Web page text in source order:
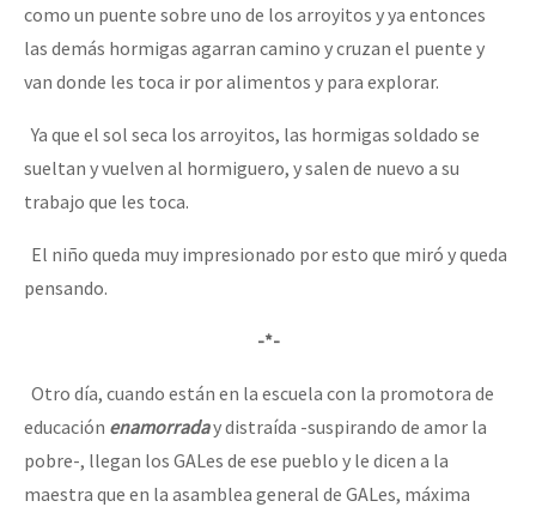
como un puente sobre uno de los arroyitos y ya entonces
las demás hormigas agarran camino y cruzan el puente y
van donde les toca ir por alimentos y para explorar.
Ya que el sol seca los arroyitos, las hormigas soldado se
sueltan y vuelven al hormiguero, y salen de nuevo a su
trabajo que les toca.
El niño queda muy impresionado por esto que miró y queda
pensando.
-*-
Otro día, cuando están en la escuela con la promotora de
educación enamorraday distraída -suspirando de amor la
pobre-, llegan los GALes de ese pueblo y le dicen a la
maestra que en la asamblea general de GALes, máxima